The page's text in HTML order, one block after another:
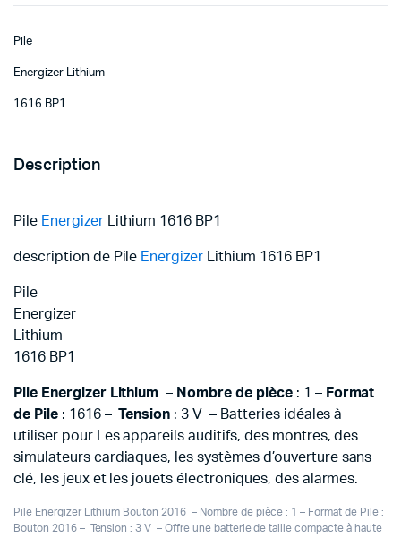
Pile
Energizer Lithium
1616 BP1
Description
Pile EnergizerLithium 1616 BP1
description de Pile Energizer Lithium 1616 BP1
Pile
Energizer
Lithium
1616 BP1
Pile Energizer Lithium – Nombre de pièce : 1 – Format
de Pile : 1616 –Tension : 3 V – Batteries idéales à
utiliser pour Les appareils auditifs, des montres, des
simulateurs cardiaques, les systèmes d’ouverture sans
clé, les jeux et les jouets électroniques, des alarmes.
Pile Energizer Lithium Bouton 2016 – Nombre de pièce : 1 – Format de Pile :
Bouton 2016 – Tension : 3 V – Offre une batterie de taille compacte à haute